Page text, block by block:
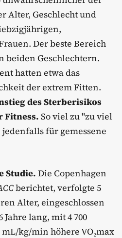
Alter, Geschlecht und
Der beste Bereich
beiden Geschlechtern.
hatten etwa das
der extrem Fitten.
des Sterberisikos
Fitness. So viel zu "zu viel
für gemessene
Studie.Die Copenhagen
berichtet, verfolgte 5
Alter, eingeschlossen
Jahre lang, mit 4 700
mL/kg/min höhere VO₂max